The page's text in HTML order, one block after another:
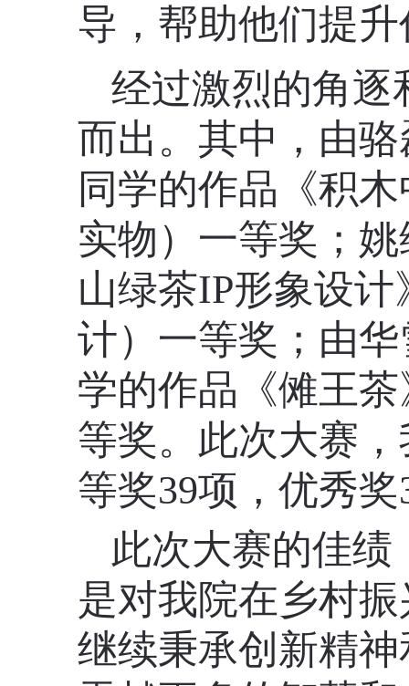
导，帮助他们提
经过激烈的角逐
而出。其中，由
同学的作品《积
实物）一等奖；
山绿茶IP形象设
计）一等奖；由
学的作品《傩王
等奖。此次大赛
等奖39项，优秀
此次大赛的佳
是对我院在乡村
继续秉承创新精